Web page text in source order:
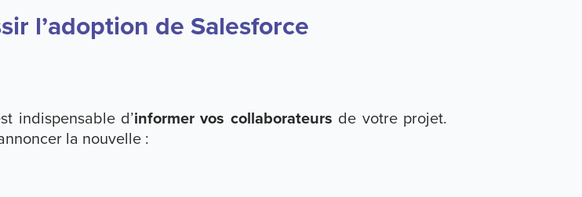
l’adoption de Salesforce
indispensable d’informer vos collaborateurs de votre projet.
la nouvelle :